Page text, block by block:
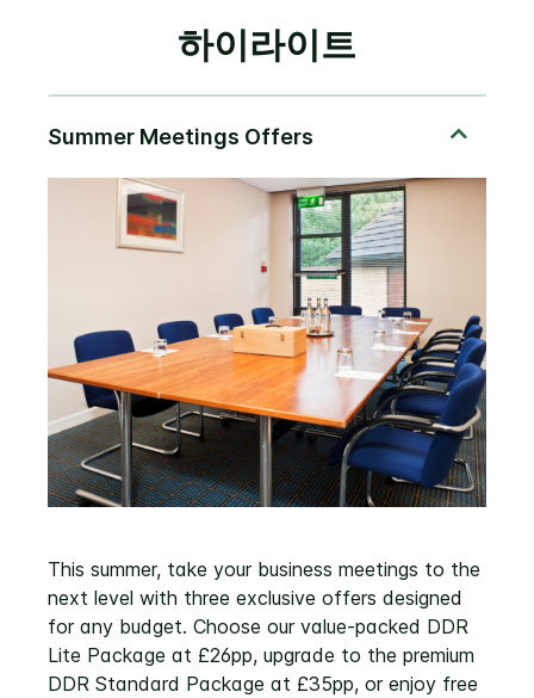
하이라이트
This summer, take your business meetings to the
next level with three exclusive offers designed
for any budget. Choose our value-packed DDR
Lite Package at £26pp, upgrade to the premium
DDR Standard Package at £35pp, or enjoy free